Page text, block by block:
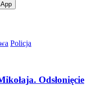
Policja
Odsłonięcie